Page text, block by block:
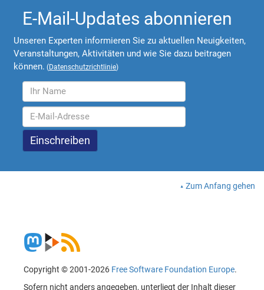
E-Mail-Updates abonnieren
Unseren Experten informieren Sie zu aktuellen Neuigkeiten,
Veranstaltungen, Aktivitäten und wie Sie dazu beitragen
können. (Datenschutzrichtlinie)
Zum Anfang gehen
Copyright © 2001-2026 Free Software Foundation Europe.
Sofern nicht anders angegeben, unterliegt der Inhalt dieser